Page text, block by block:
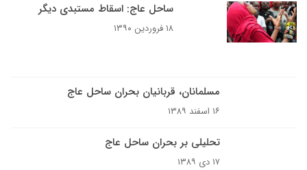
ساحل عاج: اسقاط مستبدی دیگر
۱۸ فروردین ۱۳۹۰
مسلمانان، قربانیان بحران ساحل عاج
۱۶ اسفند ۱۳۸۹
تحلیلی بر بحران ساحل عاج
۱۷ دی ۱۳۸۹